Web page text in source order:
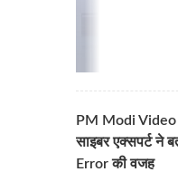
PM Modi Video
साइबर एक्सपर्ट ने
Error की वजह